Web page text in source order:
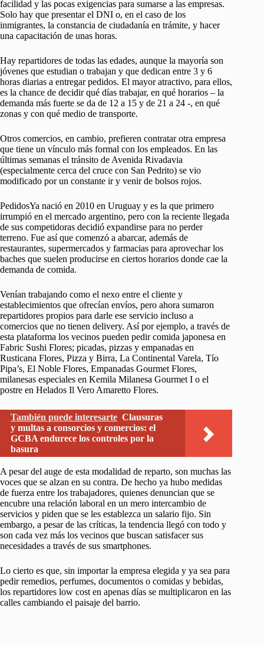
facilidad y las pocas exigencias para sumarse a las empresas.
Solo hay que presentar el DNI o, en el caso de los
inmigrantes, la constancia de ciudadanía en trámite, y hacer
una capacitación de unas horas.
Hay repartidores de todas las edades, aunque la mayoría son
jóvenes que estudian o trabajan y que dedican entre 3 y 6
horas diarias a entregar pedidos. El mayor atractivo, para ellos,
es la chance de decidir qué días trabajar, en qué horarios – la
demanda más fuerte se da de 12 a 15 y de 21 a 24 -, en qué
zonas y con qué medio de transporte.
Otros comercios, en cambio, prefieren contratar otra empresa
que tiene un vínculo más formal con los empleados. En las
últimas semanas el tránsito de Avenida Rivadavia
(especialmente cerca del cruce con San Pedrito) se vio
modificado por un constante ir y venir de bolsos rojos.
PedidosYa nació en 2010 en Uruguay y es la que primero
irrumpió en el mercado argentino, pero con la reciente llegada
de sus competidoras decidió expandirse para no perder
terreno. Fue así que comenzó a abarcar, además de
restaurantes, supermercados y farmacias para aprovechar los
baches que suelen producirse en ciertos horarios donde cae la
demanda de comida.
Venían trabajando como el nexo entre el cliente y
establecimientos que ofrecían envíos, pero ahora sumaron
repartidores propios para darle ese servicio incluso a
comercios que no tienen delivery. Así por ejemplo, a través de
esta plataforma los vecinos pueden pedir comida japonesa en
Fabric Sushi Flores; picadas, pizzas y empanadas en
Rusticana Flores, Pizza y Birra, La Continental Varela, Tío
Pipa’s, El Noble Flores, Empanadas Gourmet Flores,
milanesas especiales en Kemila Milanesa Gourmet I o el
postre en Helados Il Vero Amaretto Flores.
También puede interesarte Clausuras
y multas a consorcios y comercios: el
GCBA endurece los controles por la
basura
A pesar del auge de esta modalidad de reparto, son muchas las
voces que se alzan en su contra. De hecho ya hubo medidas
de fuerza entre los trabajadores, quienes denuncian que se
encubre una relación laboral en un mero intercambio de
servicios y piden que se les establezca un salario fijo. Sin
embargo, a pesar de las críticas, la tendencia llegó con todo y
son cada vez más los vecinos que buscan satisfacer sus
necesidades a través de sus smartphones.
Lo cierto es que, sin importar la empresa elegida y ya sea para
pedir remedios, perfumes, documentos o comidas y bebidas,
los repartidores low cost en apenas días se multiplicaron en las
calles cambiando el paisaje del barrio.